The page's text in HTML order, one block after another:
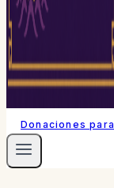
Donaciones